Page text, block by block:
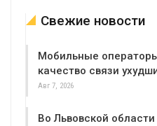
Свежие новости
Мобильные
качество связи
Авг 7, 2026
Во Львовской